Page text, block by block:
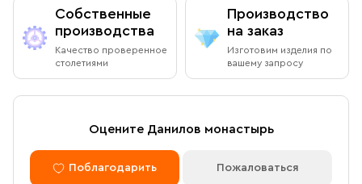
Собственные
производства
Качество проверенное
столетиями
Производство
на заказ
Изготовим изделия по
вашему запросу
Оцените Данилов монастырь
Поблагодарить Пожаловаться